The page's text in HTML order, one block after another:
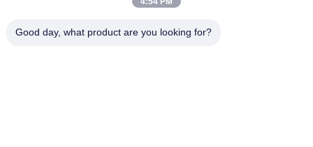
Good day, what product are you looking for?